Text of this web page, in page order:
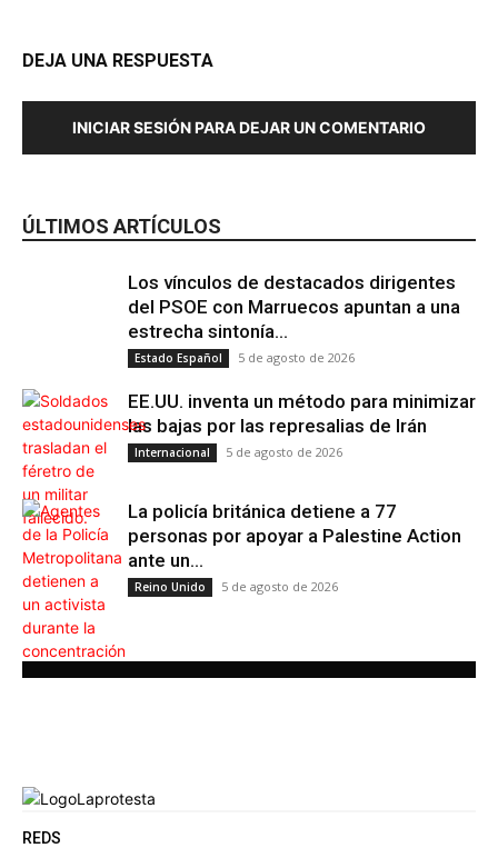
Internacional
DEJA UNA RESPUESTA
INICIAR SESIÓN PARA DEJAR UN COMENTARIO
ÚLTIMOS ARTÍCULOS
Los vínculos de destacados dirigentes
del PSOE con Marruecos apuntan a una
estrecha sintonía...
Estado Español 5 de agosto de 2026
EE.UU. inventa un método para minimizar
las bajas por las represalias de Irán
Internacional 5 de agosto de 2026
La policía británica detiene a 77
personas por apoyar a Palestine Action
ante un...
Reino Unido 5 de agosto de 2026
REDS